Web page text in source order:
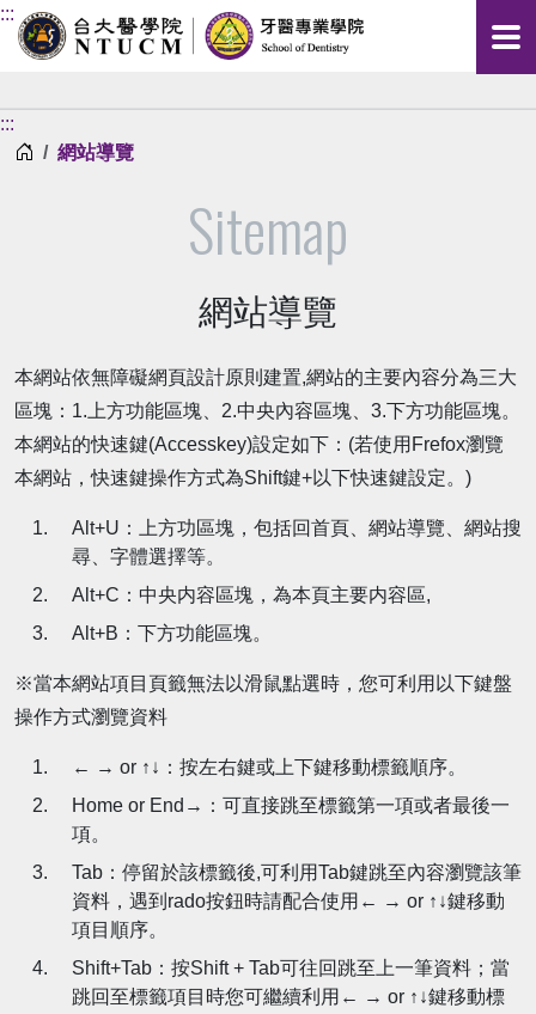
:::
:::
首頁網站導覽
Sitemap
網站導覽
本網站依無障礙網頁設計原則建置,網站的主要內容分為三大
區塊：1.上方功能區塊、2.中央內容區塊、3.下方功能區塊。
本網站的快速鍵(Accesskey)設定如下：(若使用Frefox瀏覽
本網站，快速鍵操作方式為Shift鍵+以下快速鍵設定。)
Alt+U：上方功區塊，包括回首頁、網站導覽、網站搜
尋、字體選擇等。
Alt+C：中央内容區塊，為本頁主要内容區,
Alt+B：下方功能區塊。
※當本網站項目頁籤無法以滑鼠點選時，您可利用以下鍵盤
操作方式瀏覽資料
← → or ↑↓：按左右鍵或上下鍵移動標籤順序。
Home or End→：可直接跳至標籤第一項或者最後一
項。
Tab：停留於該標籤後,可利用Tab鍵跳至內容瀏覽該筆
資料，遇到rado按鈕時請配合使用← → or ↑↓鍵移動
項目順序。
Shift+Tab：按Shift + Tab可往回跳至上一筆資料；當
跳回至標籤項目時您可繼續利用← → or ↑↓鍵移動標